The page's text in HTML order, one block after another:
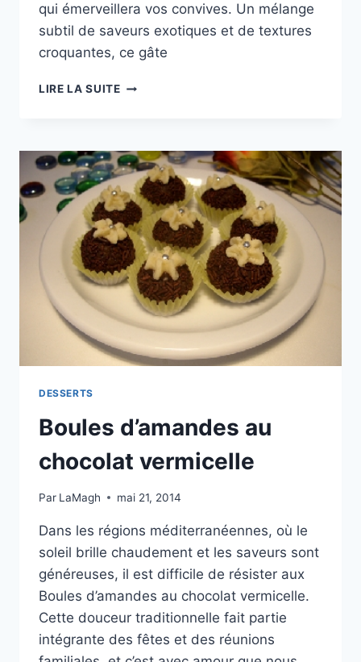
qui émerveillera vos convives. Un mélange
subtil de saveurs exotiques et de textures
croquantes, ce gâte
LIRE LA SUITECUISINE
DESSERTS
Boules d’amandes au
chocolat vermicelle
Par LaMagh mai 21, 2014
Dans les régions méditerranéennes, où le
soleil brille chaudement et les saveurs sont
généreuses, il est difficile de résister aux
Boules d’amandes au chocolat vermicelle.
Cette douceur traditionnelle fait partie
intégrante des fêtes et des réunions